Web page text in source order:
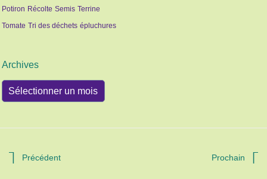
Potiron Récolte Semis Terrine
Tomate Tri des déchets épluchures
Archives
Archives
Précédent Prochain